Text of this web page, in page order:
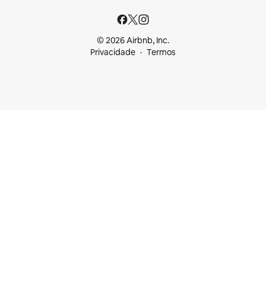
© 2026 Airbnb, Inc.
Privacidade
Termos